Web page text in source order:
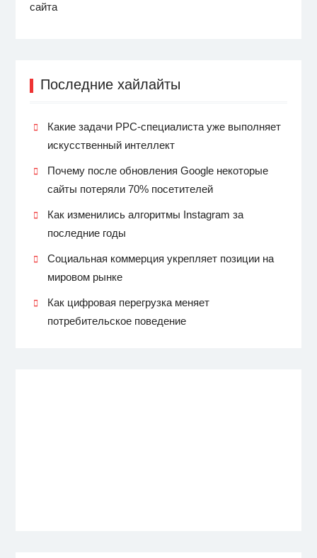
сайта
Последние хайлайты
Какие задачи PPC-специалиста уже выполняет
искусственный интеллект
Почему после обновления Google некоторые
сайты потеряли 70% посетителей
Как изменились алгоритмы Instagram за
последние годы
Социальная коммерция укрепляет позиции на
мировом рынке
Как цифровая перегрузка меняет
потребительское поведение